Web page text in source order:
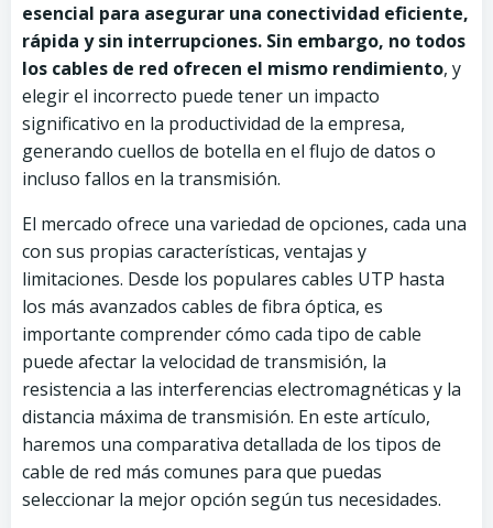
esencial para asegurar una conectividad eficiente,
rápida y sin interrupciones. Sin embargo, no todos
los cables de red ofrecen el mismo rendimiento, y
elegir el incorrecto puede tener un impacto
significativo en la productividad de la empresa,
generando cuellos de botella en el flujo de datos o
incluso fallos en la transmisión.
El mercado ofrece una variedad de opciones, cada una
con sus propias características, ventajas y
limitaciones. Desde los populares cables UTP hasta
los más avanzados cables de fibra óptica, es
importante comprender cómo cada tipo de cable
puede afectar la velocidad de transmisión, la
resistencia a las interferencias electromagnéticas y la
distancia máxima de transmisión. En este artículo,
haremos una comparativa detallada de los tipos de
cable de red más comunes para que puedas
seleccionar la mejor opción según tus necesidades.